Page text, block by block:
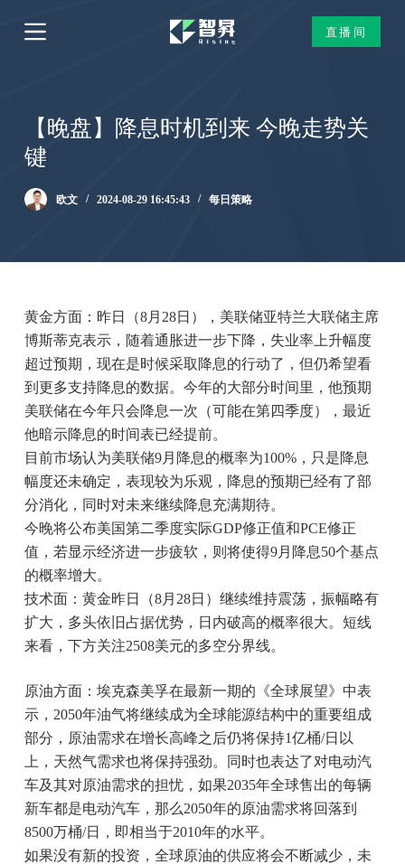
跳
过
直播间
【晚盘】降息时机到来 今晚走势关
键
欧文 2024-08-29 16:45:43 每日策略
黄金方面：昨日（8月28日），美联储亚特兰大联储主席
博斯蒂克表示，随着通胀进一步下降，失业率上升幅度
超过预期，现在是时候采取降息的行动了，但仍希望看
到更多支持降息的数据。今年的大部分时间里，他预期
美联储在今年只会降息一次（可能在第四季度），最近
他暗示降息的时间表已经提前。
目前市场认为美联储9月降息的概率为100%，只是降息
幅度还未确定，表现较为乐观，降息的预期已经有了部
分消化，同时对未来继续降息充满期待。
今晚将公布美国第二季度实际GDP修正值和PCE修正
值，若显示经济进一步疲软，则将使得9月降息50个基点
的概率增大。
技术面：黄金昨日（8月28日）继续维持震荡，振幅略有
扩大，多头依旧占据优势，日内破高的概率很大。短线
来看，下方关注2508美元的多空分界线。
原油方面：埃克森美孚在最新一期的《全球展望》中表
示，2050年油气将继续成为全球能源结构中的重要组成
部分，原油需求在增长高峰之后仍将保持1亿桶/日以
上，天然气需求也将保持强劲。同时也表达了对电动汽
车及其对原油需求的担忧，如果2035年全球售出的每辆
新车都是电动汽车，那么2050年的原油需求将回落到
8500万桶/日，即相当于2010年的水平。
如果没有新的投资，全球原油的供应将会不断减少，未